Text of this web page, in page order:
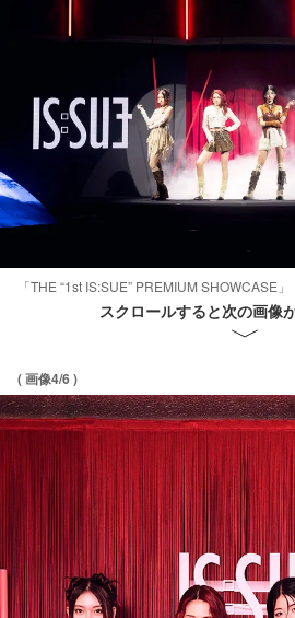
「THE “1st IS:SUE” PREMIUM SHOWCASE
スクロールすると次の画像
( 画像4/6 )